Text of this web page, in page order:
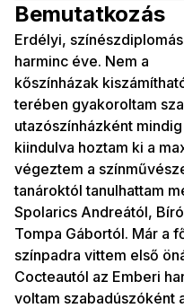
Bemutatkozás
Erdélyi,
harminc éve. Nem a
kőszínházak
terében gyakoroltam
utazószínházként
kiindulva hoztam ki a
végeztem a
tanároktól tanulhattam
Spolarics Andreától,
Tompa Gábortól. Már a
színpadra vittem első
Cocteautól az Emberi
voltam szabadúszóként